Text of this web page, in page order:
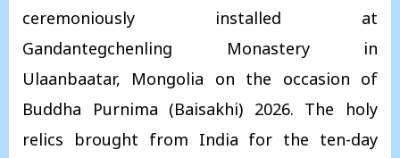
ceremoniously installed at
Gandantegchenling Monastery in
Ulaanbaatar, Mongolia on the occasion of
Buddha Purnima (Baisakhi) 2026. The holy
relics brought from India for the ten-day